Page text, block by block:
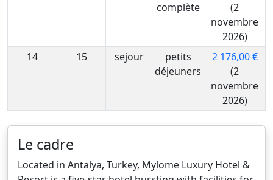
complète
(2
novembre
2026)
14
15 sejour
petits
déjeuners
2 176,00 €
(2
novembre
2026)
Le cadre
Located in Antalya, Turkey, Mylome Luxury Hotel &